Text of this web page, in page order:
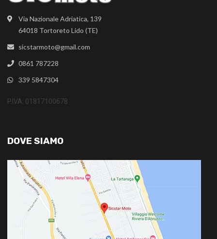
Via Nazionale Adriatica, 139
64018 Tortoreto Lido (TE)
sicstarmoto@gmail.com
0861 787228
339 5847304
P.IVA: 01817100678
DOVE SIAMO